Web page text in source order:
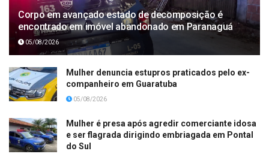
Corpo em avançado estado de decomposição é
encontrado em imóvel abandonado em Paranaguá
05/08/2026
Mulher denuncia estupros praticados pelo ex-
companheiro em Guaratuba
05/08/2026
Mulher é presa após agredir comerciante idosa
e ser flagrada dirigindo embriagada em Pontal
do Sul